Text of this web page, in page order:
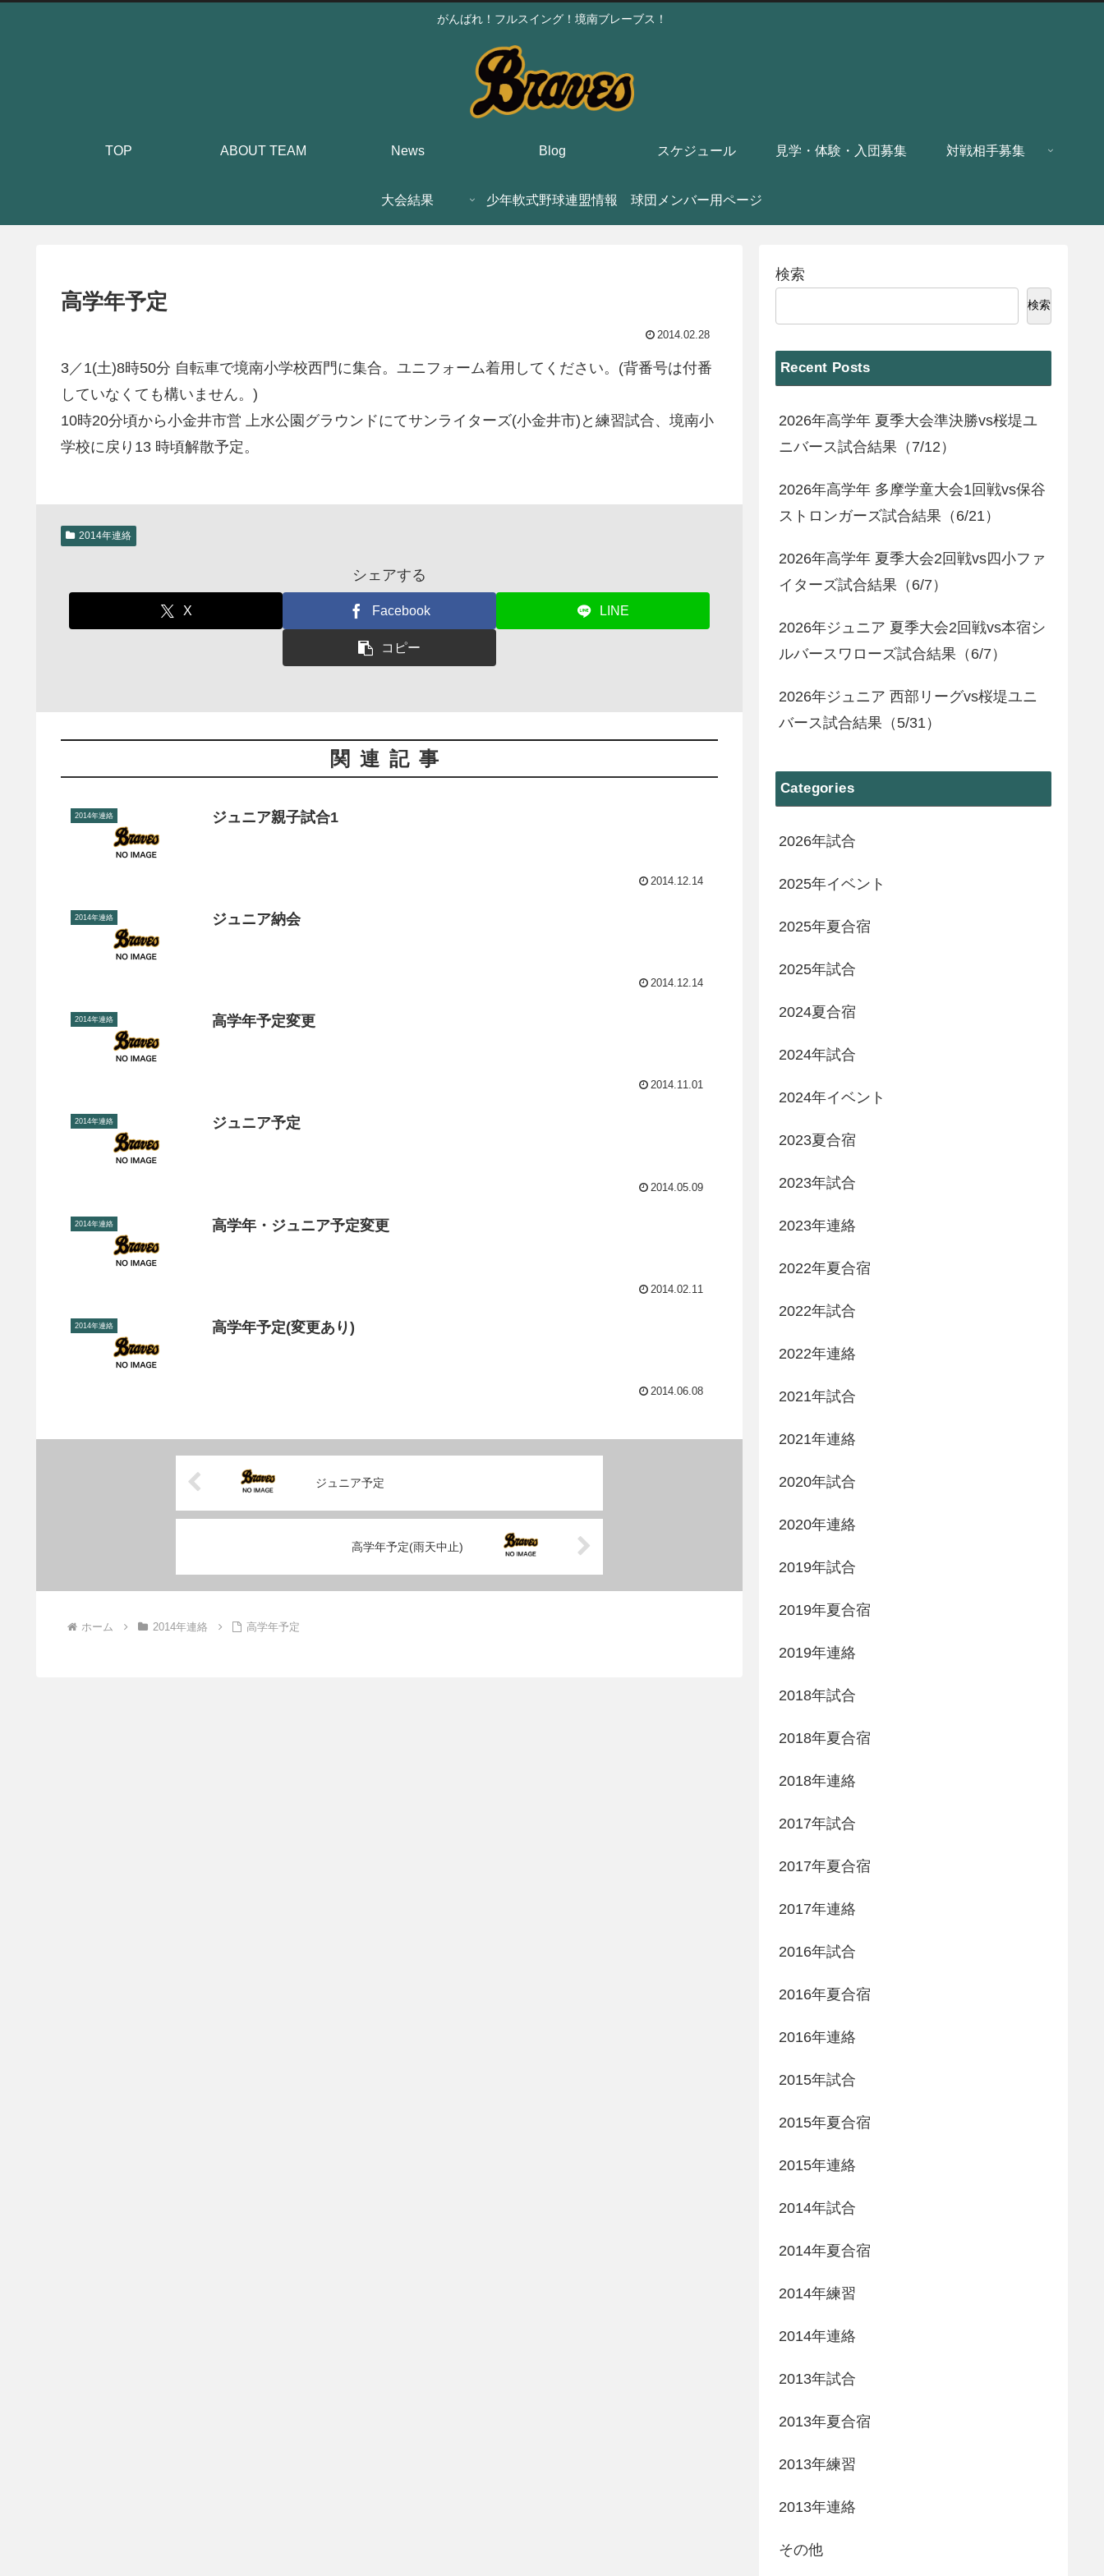
がんばれ！フルスイング！境南ブレーブス！
TOP ABOUT TEAM News Blog スケジュール 見学・体験・入団募集 対戦相手募集
大会結果 少年軟式野球連盟情報 球団メンバー用ページ
高学年予定
2014.02.28
3／1(土)8時50分 自転車で境南小学校西門に集合。ユニフォーム着用してください。(背番号は付番
していなくても構いません。)
10時20分頃から小金井市営 上水公園グラウンドにてサンライターズ(小金井市)と練習試合、境南小
学校に戻り13 時頃解散予定。
2014年連絡
シェアする
X Facebook LINE
コピー
関連記事
2014年連絡 ジュニア親子試合1
2014.12.14
2014年連絡 ジュニア納会
2014.12.14
2014年連絡 高学年予定変更
2014.11.01
2014年連絡 ジュニア予定
2014.05.09
2014年連絡 高学年・ジュニア予定変更
2014.02.11
2014年連絡 高学年予定(変更あり)
2014.06.08
ジュニア予定
高学年予定(雨天中止)
ホーム 2014年連絡 高学年予定
検索
検索
Recent Posts
2026年高学年 夏季大会準決勝vs桜堤ユ
ニバース試合結果（7/12）
2026年高学年 多摩学童大会1回戦vs保谷
ストロンガーズ試合結果（6/21）
2026年高学年 夏季大会2回戦vs四小ファ
イターズ試合結果（6/7）
2026年ジュニア 夏季大会2回戦vs本宿シ
ルバースワローズ試合結果（6/7）
2026年ジュニア 西部リーグvs桜堤ユニ
バース試合結果（5/31）
Categories
2026年試合
2025年イベント
2025年夏合宿
2025年試合
2024夏合宿
2024年試合
2024年イベント
2023夏合宿
2023年試合
2023年連絡
2022年夏合宿
2022年試合
2022年連絡
2021年試合
2021年連絡
2020年試合
2020年連絡
2019年試合
2019年夏合宿
2019年連絡
2018年試合
2018年夏合宿
2018年連絡
2017年試合
2017年夏合宿
2017年連絡
2016年試合
2016年夏合宿
2016年連絡
2015年試合
2015年夏合宿
2015年連絡
2014年試合
2014年夏合宿
2014年練習
2014年連絡
2013年試合
2013年夏合宿
2013年練習
2013年連絡
その他